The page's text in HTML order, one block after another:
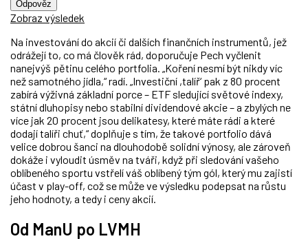
Odpověz
Zobraz výsledek
Na investování do akcií či dalších finančních instrumentů, jež
odrážejí to, co má člověk rád, doporučuje Pech vyčlenit
nanejvýš pětinu celého portfolia. „Koření nesmí být nikdy víc
než samotného jídla,“ radí. „Investiční ,talíř‘ pak z 80 procent
zabírá výživná základní porce – ETF sledující světové indexy,
státní dluhopisy nebo stabilní dividendové akcie – a zbylých ne
více jak 20 procent jsou delikatesy, které máte rádi a které
dodají talíři chuť,“ doplňuje s tím, že takové portfolio dává
velice dobrou šanci na dlouhodobě solidní výnosy, ale zároveň
dokáže i vyloudit úsměv na tváři, když při sledování vašeho
oblíbeného sportu vstřelí váš oblíbený tým gól, který mu zajistí
účast v play-off, což se může ve výsledku podepsat na růstu
jeho hodnoty, a tedy i ceny akcií.
Od ManU po LVMH